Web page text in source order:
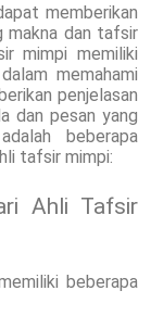
memberikan
makna dan tafsir
mimpi memiliki
memahami
penjelasan
dan pesan yang
beberapa
tafsir mimpi:
Ahli Tafsir
beberapa